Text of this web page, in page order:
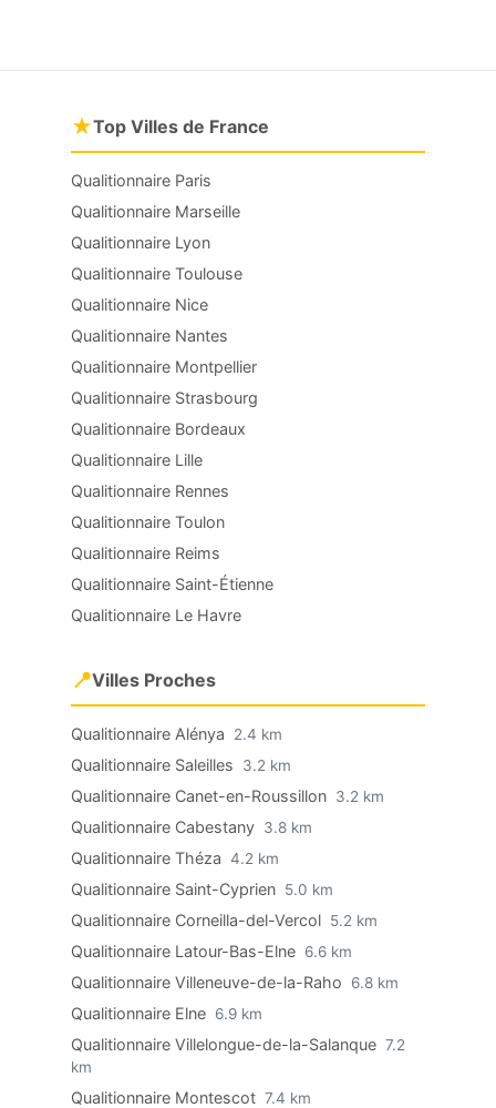
★Top Villes de France
Qualitionnaire Paris
Qualitionnaire Marseille
Qualitionnaire Lyon
Qualitionnaire Toulouse
Qualitionnaire Nice
Qualitionnaire Nantes
Qualitionnaire Montpellier
Qualitionnaire Strasbourg
Qualitionnaire Bordeaux
Qualitionnaire Lille
Qualitionnaire Rennes
Qualitionnaire Toulon
Qualitionnaire Reims
Qualitionnaire Saint-Étienne
Qualitionnaire Le Havre
📍Villes Proches
Qualitionnaire Alénya 2.4 km
Qualitionnaire Saleilles 3.2 km
Qualitionnaire Canet-en-Roussillon 3.2 km
Qualitionnaire Cabestany 3.8 km
Qualitionnaire Théza 4.2 km
Qualitionnaire Saint-Cyprien 5.0 km
Qualitionnaire Corneilla-del-Vercol 5.2 km
Qualitionnaire Latour-Bas-Elne 6.6 km
Qualitionnaire Villeneuve-de-la-Raho 6.8 km
Qualitionnaire Elne 6.9 km
Qualitionnaire Villelongue-de-la-Salanque 7.2
km
Qualitionnaire Montescot 7.4 km